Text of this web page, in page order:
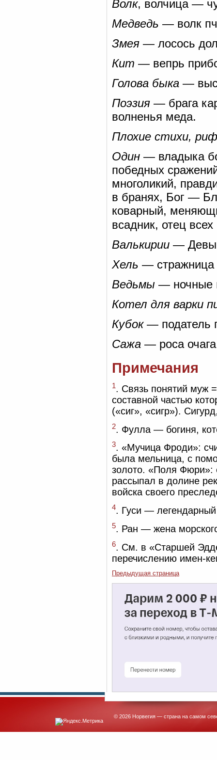
Волк, волчица —
Медведь — волк
Змея — лосось
Кит — вепрь
Голова быка —
Поэзия — брага
волненья меда.
Плохие стихи,
Один — владыка
победных
многоликий,
в бранях, Бог —
коварный,
всадник, отец
Валькирии — Девы
Хель — стражница
Ведьмы — ночные
Котел для варки
Кубок— податель
Сажа — роса
Примечания
1. Связь понятий муж
составной частью
(«сиг», «сигр»).
2. Фулла — богиня,
3. «Мучица Фроди»:
была мельница, с
золото. «Поля Фюри»:
рассыпал в долине
войска своего
4. Гуси — легендарный
5. Ран — жена
6. См. в «Старшей
перечислению имен-
Предыдущая страница
© 2026 Норвегия — страна на самом